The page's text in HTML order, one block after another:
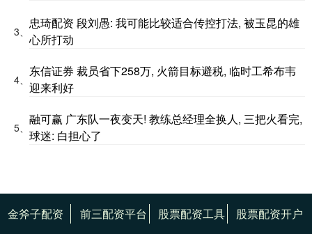
3、
忠琦配资 段刘愚: 我可能比较适合传控打法, 被玉昆的雄
心所打动
4、
东信证券 裁员省下258万, 火箭目标避税, 临时工希布韦
迎来利好
5、
融可赢 广东队一夜变天! 教练总经理全换人, 三把火看完,
球迷: 白担心了
金斧子配资 前三配资平台 股票配资工具 股票配资开户